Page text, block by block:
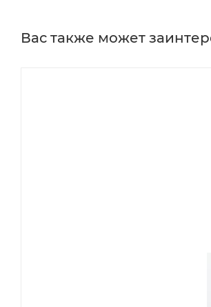
Вас также может